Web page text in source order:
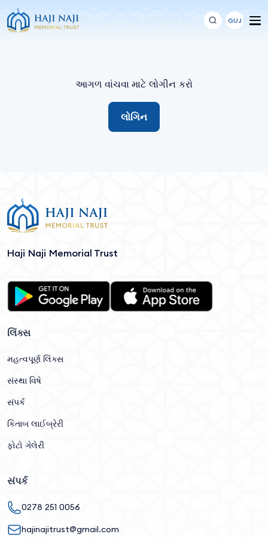
GUJ
આગળ વાંચવા માટે લોગીન કરો
લોગિન
Haji Naji Memorial Trust
લિંક્સ
મહત્વપૂર્ણ લિંક્સ
સંસ્થા વિષે
સંપર્ક
કિતાબ લાઈબ્રેરી
ફોટો ગેલેરી
સંપર્ક
0278 251 0056
hajinajitrust@gmail.com